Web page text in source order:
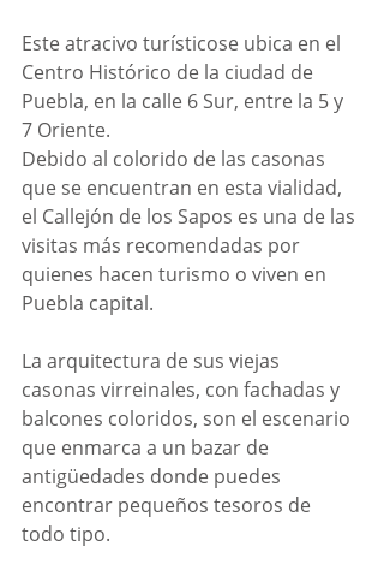
Este atracivo turísticose ubica en el
Centro Histórico de la ciudad de
Puebla, en la calle 6 Sur, entre la 5 y
7 Oriente.
Debido al colorido de las casonas
que se encuentran en esta vialidad,
el Callejón de los Sapos es una de las
visitas más recomendadas por
quienes hacen turismo o viven en
Puebla capital.
La arquitectura de sus viejas
casonas virreinales, con fachadas y
balcones coloridos, son el escenario
que enmarca a un bazar de
antigüedades donde puedes
encontrar pequeños tesoros de
todo tipo.